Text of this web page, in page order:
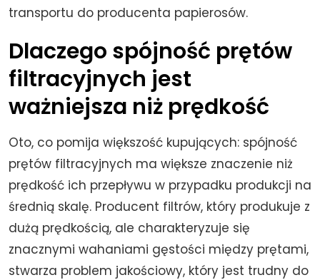
transportu do producenta papierosów.
Dlaczego spójność prętów
filtracyjnych jest
ważniejsza niż prędkość
Oto, co pomija większość kupujących: spójność
prętów filtracyjnych ma większe znaczenie niż
prędkość ich przepływu w przypadku produkcji na
średnią skalę. Producent filtrów, który produkuje z
dużą prędkością, ale charakteryzuje się
znacznymi wahaniami gęstości między prętami,
stwarza problem jakościowy, który jest trudny do